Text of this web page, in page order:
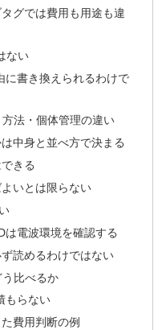
グでは費用も用途も違
ない
に書き換えられるわけで
法・個体管理の違い
中身と並べ方で決まる
きる
いとは限らない
は電波環境を確認する
読めるわけではない
比べるか
もらない
費用判断の例